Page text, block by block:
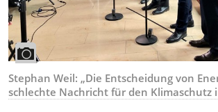
Stephan Weil: „Die Entscheidung von
schlechte Nachricht für den Klimaschutz